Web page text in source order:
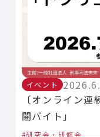
イベント
〔オンライン
闇バイト」
研究会・研修会